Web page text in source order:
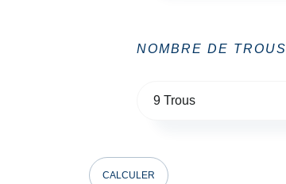
NOMBRE DE TROUS
9 Trous
CALCULER